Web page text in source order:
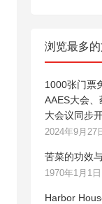
浏览最多
1000张门票
AAES大会
大会议同步
2024年9月27
苦菜的功效
1970年1月1日
Harbor